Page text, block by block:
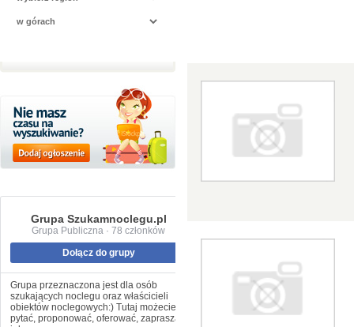
Grupa Szukamnoclegu.pl
Grupa Publiczna · 78 członków
Dołącz do grupy
Grupa przeznaczona jest dla osób
szukających noclegu oraz właścicieli
obiektów noclegowych:) Tutaj możecie
pytać, proponować, oferować, zapraszać